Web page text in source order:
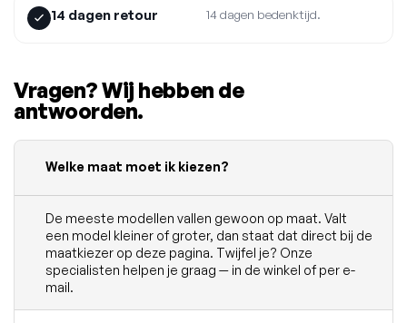
14 dagen retour 14 dagen bedenktijd.
Vragen? Wij hebben de
antwoorden.
Welke maat moet ik kiezen?
De meeste modellen vallen gewoon op maat. Valt
een model kleiner of groter, dan staat dat direct bij de
maatkiezer op deze pagina. Twijfel je? Onze
specialisten helpen je graag — in de winkel of per e-
mail.